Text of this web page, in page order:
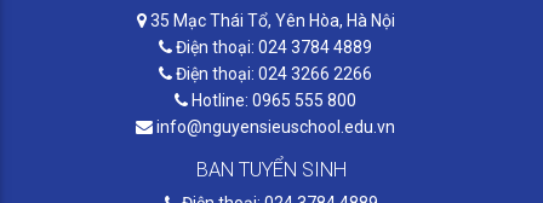
35 Mạc Thái Tổ, Yên Hòa, Hà Nội
Điện thoại: 024 3784 4889
Điện thoại: 024 3266 2266
Hotline: 0965 555 800
info@nguyensieuschool.edu.vn
BAN TUYỂN SINH